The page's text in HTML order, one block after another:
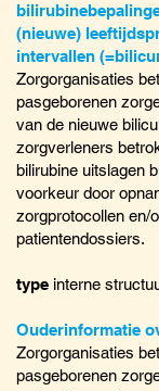
(nieuwe)
intervallen
Zorgorganisaties
pasgeborenen
van de nieuwe
zorgverleners
bilirubine uitslagen
voorkeur door
zorgprotocollen en/
patientendossiers.
type interne
Ouderinformatie
Zorgorganisaties
pasgeborenen